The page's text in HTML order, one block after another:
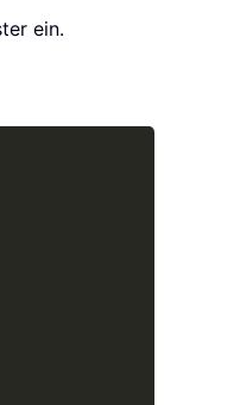
ein.